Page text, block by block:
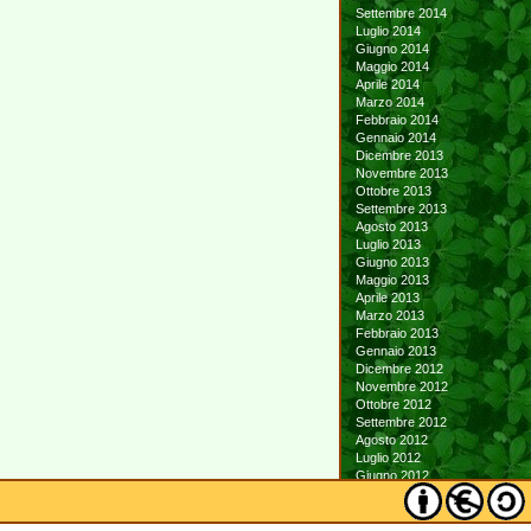
Settembre 2014
Luglio 2014
Giugno 2014
Maggio 2014
Aprile 2014
Marzo 2014
Febbraio 2014
Gennaio 2014
Dicembre 2013
Novembre 2013
Ottobre 2013
Settembre 2013
Agosto 2013
Luglio 2013
Giugno 2013
Maggio 2013
Aprile 2013
Marzo 2013
Febbraio 2013
Gennaio 2013
Dicembre 2012
Novembre 2012
Ottobre 2012
Settembre 2012
Agosto 2012
Luglio 2012
Giugno 2012
Maggio 2012
Aprile 2012